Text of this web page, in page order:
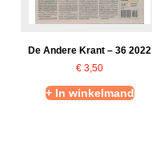
De Andere Krant – 36 2022
€ 3,50
+ In winkelmand